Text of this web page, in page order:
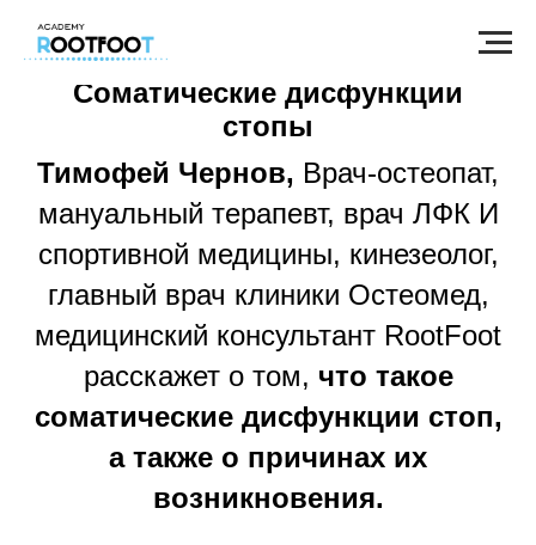
Соматические дисфункции
стопы
Тимофей Чернов, Врач-остеопат,
мануальный терапевт, врач ЛФК И
спортивной медицины, кинезеолог,
главный врач клиники Остеомед,
медицинский консультант RootFoot
расскажет о том, что такое
соматические дисфункции стоп,
а также о причинах их
возникновения.